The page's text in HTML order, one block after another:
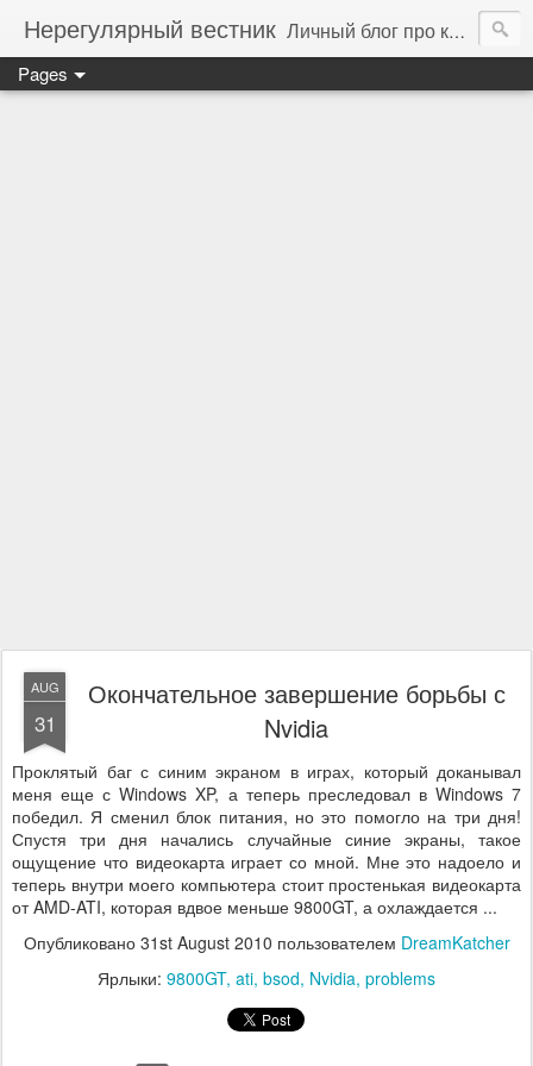
Нерегулярный вестник Личный блог про компьютеры, технологии и программирование
Pages
AUG
31
Окончательное завершение борьбы с
Nvidia
Проклятый баг с синим экраном в играх, который доканывал
меня еще с Windows XP, а теперь преследовал в Windows 7
победил. Я сменил блок питания, но это помогло на три дня!
Спустя три дня начались случайные синие экраны, такое
ощущение что видеокарта играет со мной. Мне это надоело и
теперь внутри моего компьютера стоит простенькая видеокарта
от AMD-ATI, которая вдвое меньше 9800GT, а охлаждается ...
Опубликовано 31st August 2010 пользователем DreamKatcher
Ярлыки: 9800GT ati bsod Nvidia problems